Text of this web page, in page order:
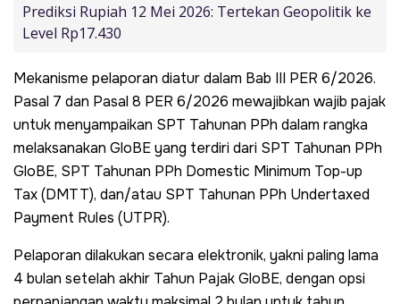
Prediksi Rupiah 12 Mei 2026: Tertekan Geopolitik ke
Level Rp17.430
Mekanisme pelaporan diatur dalam Bab III PER 6/2026.
Pasal 7 dan Pasal 8 PER 6/2026 mewajibkan wajib pajak
untuk menyampaikan SPT Tahunan PPh dalam rangka
melaksanakan GloBE yang terdiri dari SPT Tahunan PPh
GloBE, SPT Tahunan PPh Domestic Minimum Top-up
Tax (DMTT), dan/atau SPT Tahunan PPh Undertaxed
Payment Rules (UTPR).
Pelaporan dilakukan secara elektronik, yakni paling lama
4 bulan setelah akhir Tahun Pajak GloBE, dengan opsi